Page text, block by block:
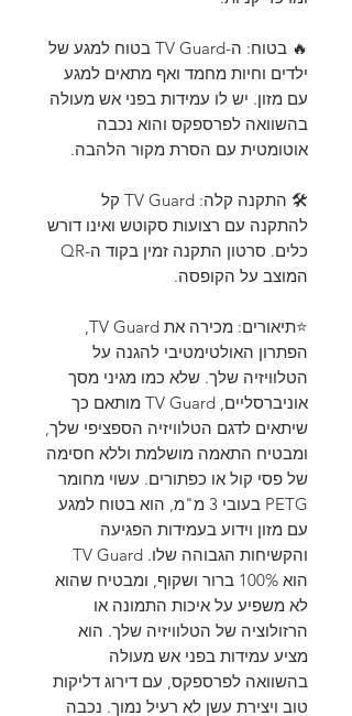
🔥 בטוח: ה-TV Guard בטוח למגע של
ילדים וחיות מחמד ואף מתאים למגע
עם מזון. יש לו עמידות בפני אש מעולה
בהשוואה לפרספקס והוא נכבה
אוטומטית עם הסרת מקור הלהבה.
🛠️ התקנה קלה: TV Guard קל
להתקנה עם רצועות סקוטש ואינו דורש
כלים. סרטון התקנה זמין בקוד ה-QR
המוצב על הקופסה.
⭐תיאורים: מכירה את TV Guard,
הפתרון האולטימטיבי להגנה על
הטלוויזיה שלך. שלא כמו מגיני מסך
אוניברסליים, TV Guard מותאם כך
שיתאים לדגם הטלוויזיה הספציפי שלך,
ומבטיח התאמה מושלמת וללא חסימה
של פסי קול או כפתורים. עשוי מחומר
PETG בעובי 3 מ"מ, הוא בטוח למגע
עם מזון וידוע בעמידות הפגיעה
והקשיחות הגבוהה שלו. TV Guard
הוא 100% ברור ושקוף, ומבטיח שהוא
לא משפיע על איכות התמונה או
הרזולוציה של הטלוויזיה שלך. הוא
מציע עמידות בפני אש מעולה
בהשוואה לפרספקס, עם דירוג דליקות
טוב ויצירת עשן לא רעיל נמוך. נכבה